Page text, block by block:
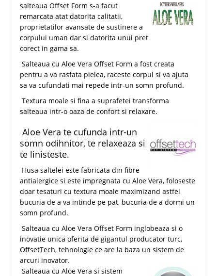
salteaua Offset Form s-a facut
remarcata atat datorita calitatii,
proprietatilor avansate de sustinere a
corpului uman dar si datorita unui pret
corect in gama sa.
Salteaua cu Aloe Vera Offset Form a fost creata
pentru a va rasfata pielea, raceste corpul si va ajuta
sa va cufundati mai repede intr-un somn profund.
Textura moale si fina a suprafetei transforma
salteaua intr-o oaza de confort si relaxare.
Aloe Vera te cufunda intr-un
somn odihnitor, te relaxeaza si
te linisteste.
Husa saltelei este fabricata din fibre
antialergice si este impregnata cu Aloe Vera, foloseste
doar tesaturi cu textura moale maximizand astfel
bucuria de a va intinde pe pat, bucuria de a dormi un
somn profund.
Salteaua cu Aloe Vera Offset Form inglobeaza si o
inovatie unica oferita de gigantul producator turc,
OffsetTech, tehnologie ce are la baza un sistem de
arcuri inovator.
Salteaua cu Aloe Vera si sistem